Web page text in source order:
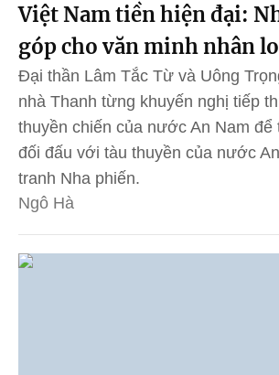
Việt Nam tiền hiện đại:
góp cho văn minh nhân
Đại thần Lâm Tắc Từ và Uông
nhà Thanh từng khuyến nghị tiếp
thuyền chiến của nước An Nam để
đối đấu với tàu thuyền của nước
tranh Nha phiến.
Ngô Hà